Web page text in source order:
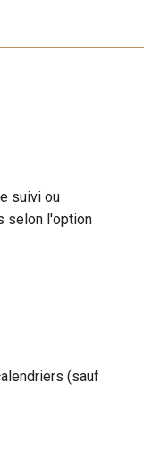
suivi ou
selon l'option
(sauf